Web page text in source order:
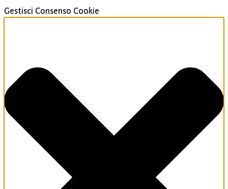
Gestisci Consenso Cookie